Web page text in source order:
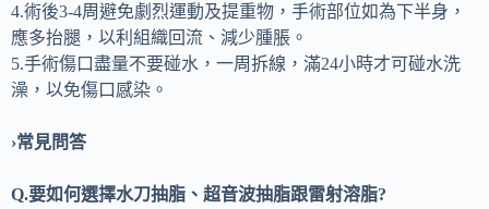
4.術後3-4周避免劇烈運動及提重物，手術部位如為下半身，
應多抬腿，以利組織回流、減少腫脹。
5.手術傷口盡量不要碰水，一周拆線，滿24小時才可碰水洗
澡，以免傷口感染。
›常見問答
Q.要如何選擇水刀抽脂、超音波抽脂跟雷射溶脂?